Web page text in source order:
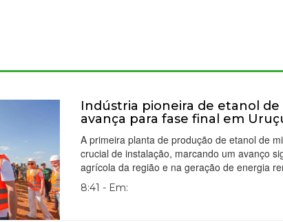
Indústria pioneira de etanol
avança para fase final em
A primeira planta de produção de etanol de
crucial de instalação, marcando um avanço
agrícola da região e na geração de energia
8:41 - Em: